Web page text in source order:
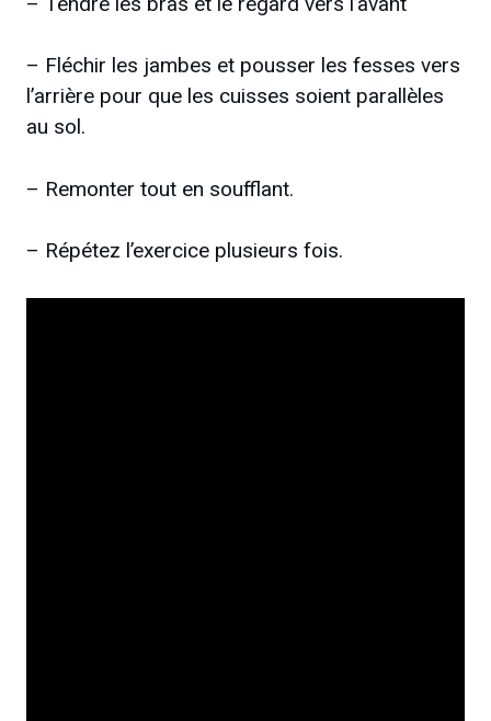
– Fléchir les jambes et pousser les fesses vers
l’arrière pour que les cuisses soient parallèles
au sol.
– Remonter tout en soufflant.
– Répétez l’exercice plusieurs fois.